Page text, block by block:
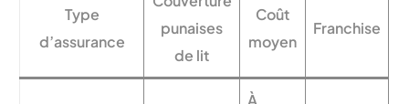
Type
d’assurance
punaises
de lit
Coût
moyen
Franchise
À